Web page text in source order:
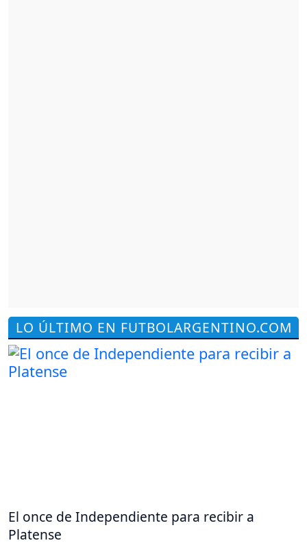
LO ÚLTIMO EN FUTBOLARGENTINO.COM
El once de Independiente para recibir a
Platense